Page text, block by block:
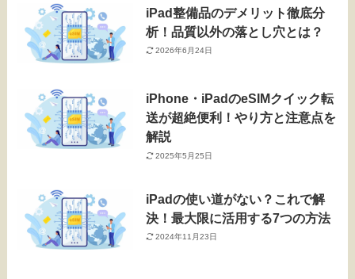
iPad整備品のデメリット徹底分
析！品質以外の落とし穴とは？
2026年6月24日
iPhone・iPadのeSIMクイック転
送が超絶便利！やり方と注意点を
解説
2025年5月25日
iPadの使い道がない？これで解
決！最大限に活用する7つの方法
2024年11月23日